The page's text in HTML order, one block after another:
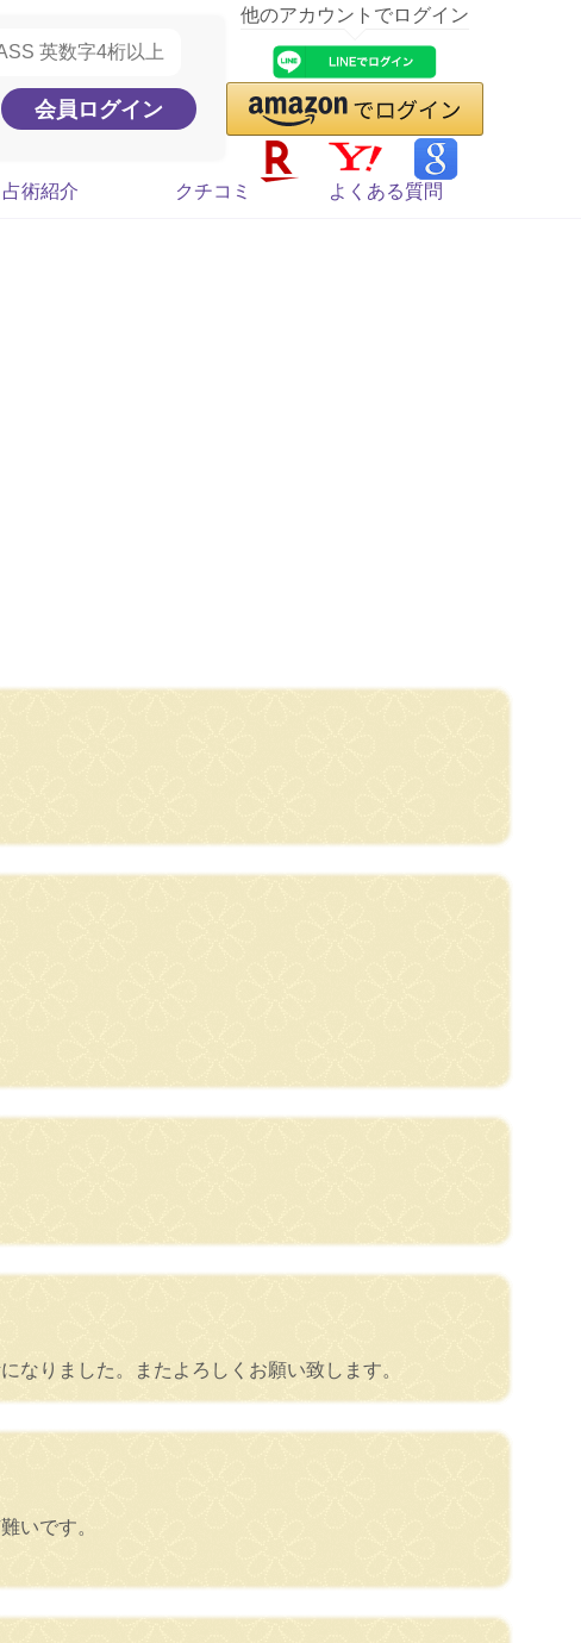
他のアカウントでログイン
占術紹介 クチコミ よくある質問
りました。またよろしくお願い致します。
いです。